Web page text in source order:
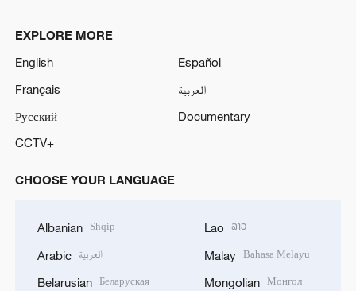
EXPLORE MORE
English
Español
Français
العربية
Русский
Documentary
CCTV+
CHOOSE YOUR LANGUAGE
Albanian Shqip
Arabic العربية
Belarusian Беларуская
Lao ລາວ
Malay Bahasa Melayu
Mongolian Монгол